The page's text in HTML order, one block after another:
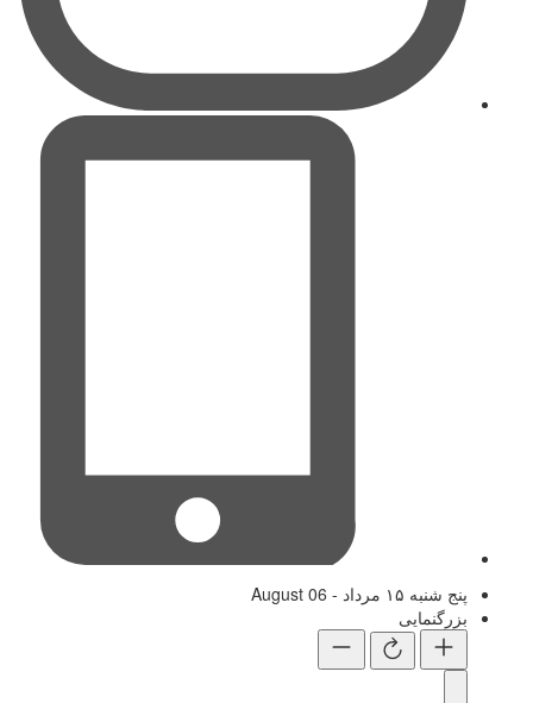
10:12